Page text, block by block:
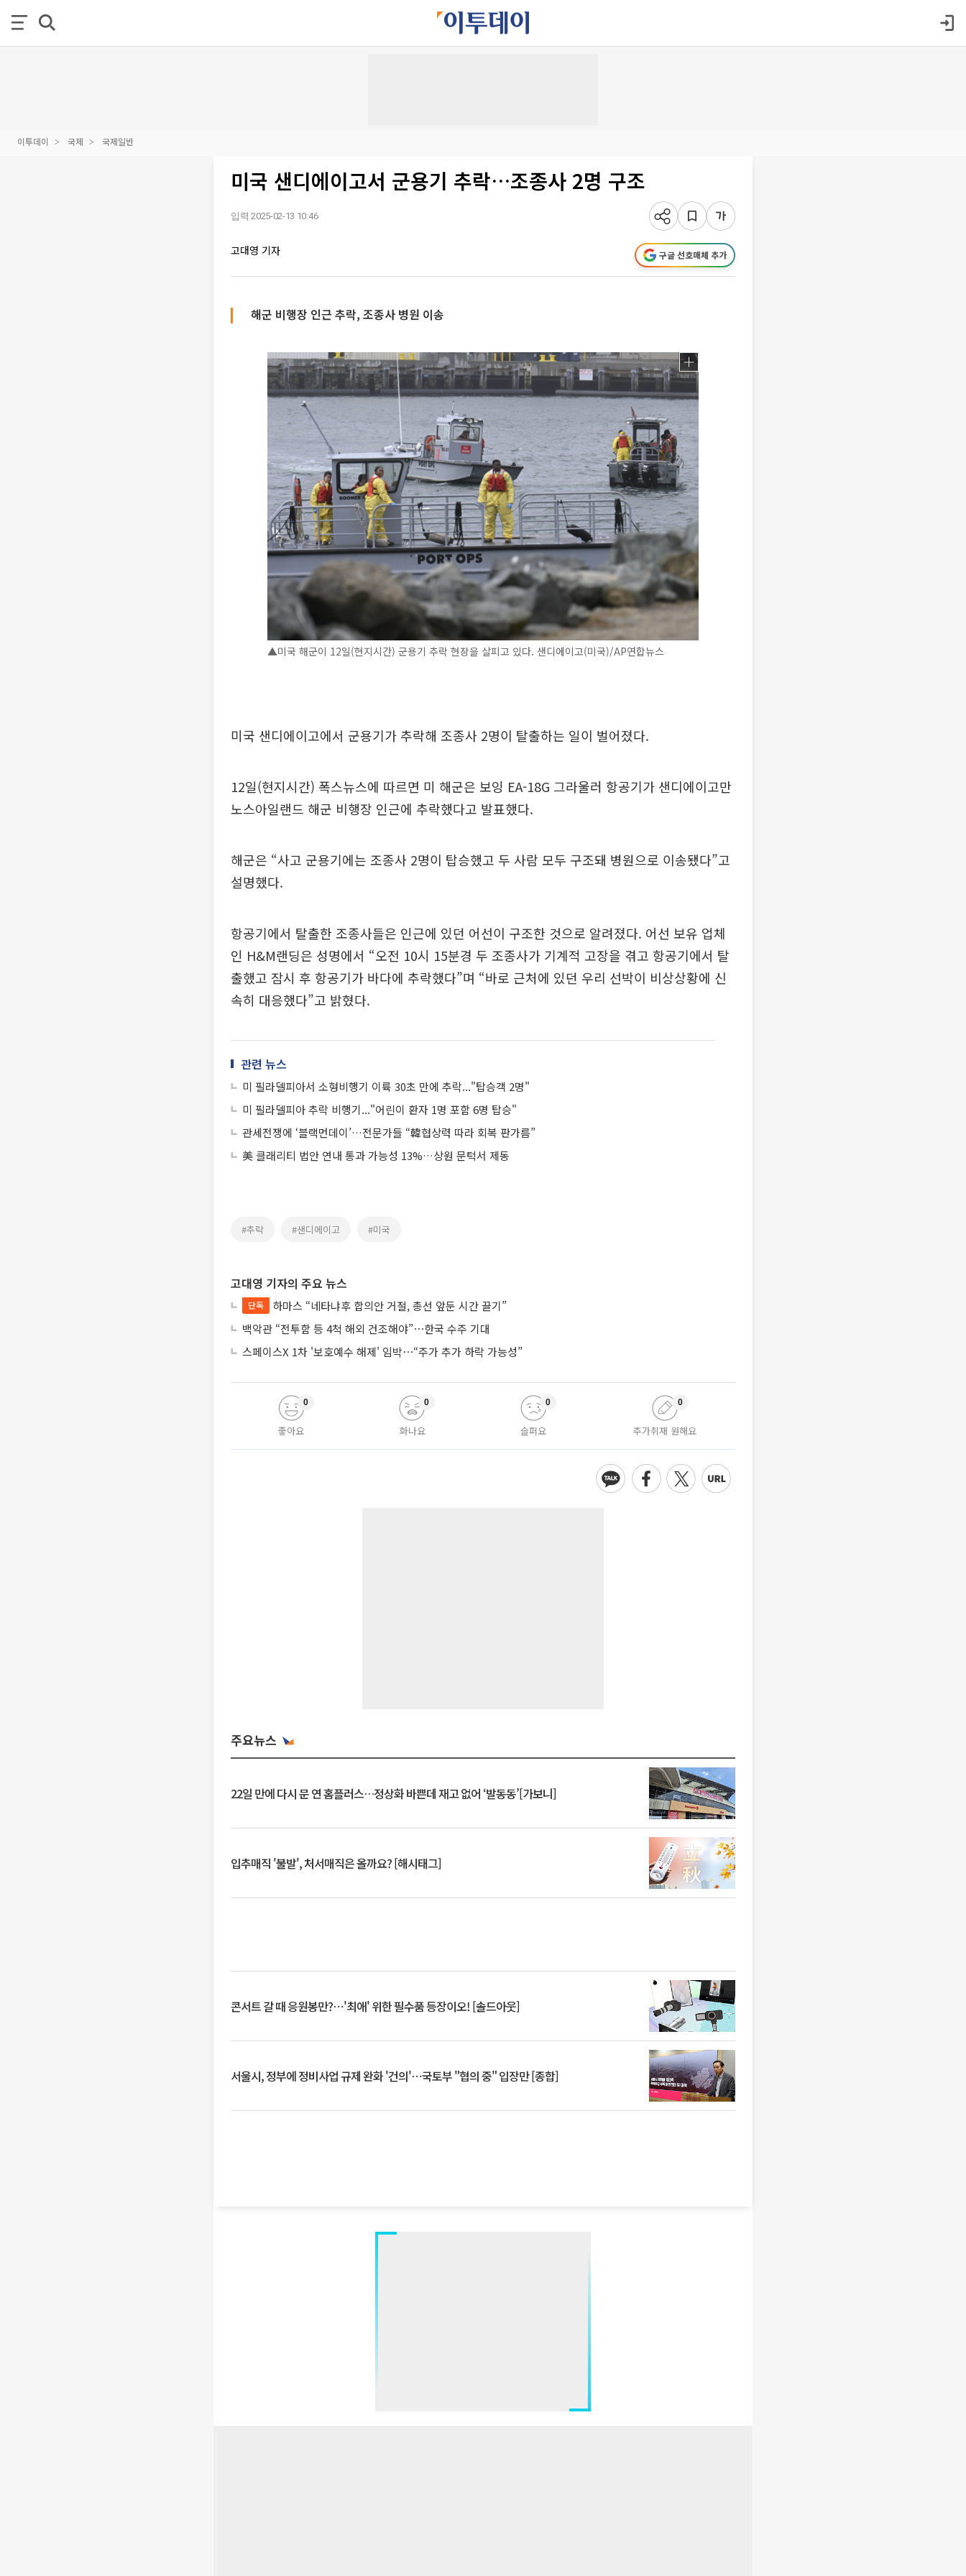
이투데이 국제 국제일반
미국 샌디에이고서 군용기 추락…조종사 2명 구조
입력 2025-02-13 10:46
고대영 기자 구글 선호매체 추가
해군 비행장 인근 추락, 조종사 병원 이송
▲미국 해군이 12일(현지시간) 군용기 추락 현장을 살피고 있다. 샌디에이고(미국)/AP연합뉴스
미국 샌디에이고에서 군용기가 추락해 조종사 2명이 탈출하는 일이 벌어졌다.
12일(현지시간) 폭스뉴스에 따르면 미 해군은 보잉 EA-18G 그라울러 항공기가 샌디에이고만
노스아일랜드 해군 비행장 인근에 추락했다고 발표했다.
해군은 “사고 군용기에는 조종사 2명이 탑승했고 두 사람 모두 구조돼 병원으로 이송됐다”고
설명했다.
항공기에서 탈출한 조종사들은 인근에 있던 어선이 구조한 것으로 알려졌다. 어선 보유 업체
인 H&M랜딩은 성명에서 “오전 10시 15분경 두 조종사가 기계적 고장을 겪고 항공기에서 탈
출했고 잠시 후 항공기가 바다에 추락했다”며 “바로 근처에 있던 우리 선박이 비상상황에 신
속히 대응했다”고 밝혔다.
관련 뉴스
미 필라델피아서 소형비행기 이륙 30초 만에 추락..."탑승객 2명"
미 필라델피아 추락 비행기..."어린이 환자 1명 포함 6명 탑승"
관세전쟁에 ‘블랙먼데이’…전문가들 “韓협상력 따라 회복 판가름”
美 클래리티 법안 연내 통과 가능성 13%…상원 문턱서 제동
#추락 #샌디에이고 #미국
고대영 기자의 주요 뉴스
단독
하마스 “네타냐후 합의안 거절, 총선 앞둔 시간 끌기”
백악관 “전투함 등 4척 해외 건조해야”⋯한국 수주 기대
스페이스X 1차 '보호예수 해제' 임박⋯“주가 추가 하락 가능성”
좋아요
0
화나요
0
슬퍼요
0
추가취재 원해요
0
주요뉴스
22일 만에 다시 문 연 홈플러스…정상화 바쁜데 재고 없어 ‘발동동’[가보니]
입추매직 '불발', 처서매직은 올까요? [해시태그]
콘서트 갈 때 응원봉만?⋯'최애' 위한 필수품 등장이오! [솔드아웃]
서울시, 정부에 정비사업 규제 완화 '건의'⋯국토부 "협의 중" 입장만 [종합]